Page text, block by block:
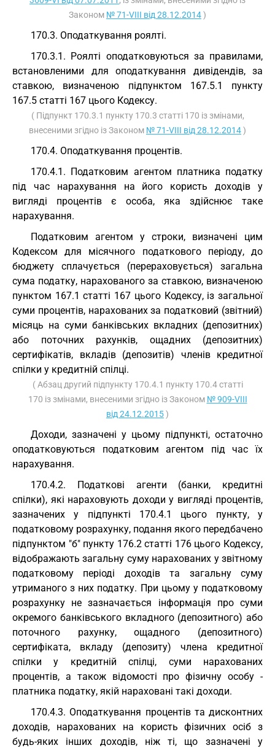
Законом № 71-VIII від 28.12.2014)
170.3. Оподаткування роялті.
170.3.1. Роялті оподатковуються за правилами,
встановленими для оподаткування дивідендів, за
ставкою, визначеною підпунктом 167.5.1 пункту
167.5 статті 167 цього Кодексу.
( Підпункт 170.3.1 пункту 170.3 статті 170 із змінами,
внесеними згідно із Законом № 71-VIII від 28.12.2014)
170.4. Оподаткування процентів.
170.4.1. Податковим агентом платника податку
під час нарахування на його користь доходів у
вигляді процентів є особа, яка здійснює таке
нарахування.
Податковим агентом у строки, визначені цим
Кодексом для місячного податкового періоду, до
бюджету сплачується (перераховується) загальна
сума податку, нарахованого за ставкою, визначеною
пунктом 167.1 статті 167 цього Кодексу, із загальної
суми процентів, нарахованих за податковий (звітний)
місяць на суми банківських вкладних (депозитних)
або поточних рахунків, ощадних (депозитних)
сертифікатів, вкладів (депозитів) членів кредитної
спілки у кредитній спілці.
( Абзац другий підпункту 170.4.1 пункту 170.4 статті
170 із змінами, внесеними згідно із Законом № 909-VIII
від 24.12.2015)
Доходи, зазначені у цьому підпункті, остаточно
оподатковуються податковим агентом під час їх
нарахування.
170.4.2. Податкові агенти (банки, кредитні
спілки), які нараховують доходи у вигляді процентів,
зазначених у підпункті 170.4.1 цього пункту, у
податковому розрахунку, подання якого передбачено
підпунктом "б" пункту 176.2 статті 176 цього Кодексу,
відображають загальну суму нарахованих у звітному
податковому періоді доходів та загальну суму
утриманого з них податку. При цьому у податковому
розрахунку не зазначається інформація про суми
окремого банківського вкладного (депозитного) або
поточного рахунку, ощадного (депозитного)
сертифіката, вкладу (депозиту) члена кредитної
спілки у кредитній спілці, суми нарахованих
процентів, а також відомості про фізичну особу -
платника податку, якій нараховані такі доходи.
170.4.3. Оподаткування процентів та дисконтних
доходів, нарахованих на користь фізичних осіб з
будь-яких інших доходів, ніж ті, що зазначені у